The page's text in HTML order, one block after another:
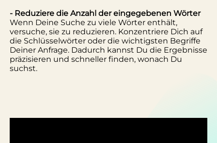
- Reduziere die Anzahl der eingegebenen Wörter
Wenn Deine Suche zu viele Wörter enthält,
versuche, sie zu reduzieren. Konzentriere Dich auf
die Schlüsselwörter oder die wichtigsten Begriffe
Deiner Anfrage. Dadurch kannst Du die Ergebnisse
präzisieren und schneller finden, wonach Du
suchst.